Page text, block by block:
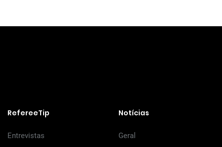
RefereeTip
Entrevistas
Notícias
Geral